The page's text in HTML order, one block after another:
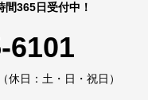
間365日受付中！
6101
休日：土・日・祝日）